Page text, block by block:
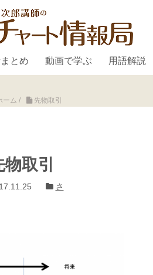
とめ 動画で学ぶ 用語解説
ーム / 先物取引
物取引
さ